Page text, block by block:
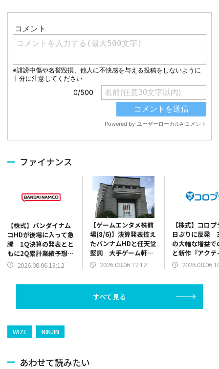
ファイナンス
【株式】バンダイナム
コHDが後場に入って急
騰 1Q決算の発表とと
もに2Q累計業績予想の
上方修正を発表で
2026.08.06 13:12
【ゲームエンタメ株前
場(8/6)】決算発表控え
たバンナムHDと任天堂
堅調 大手ゲーム軒並
み高 前日決算発表の
2026.08.06 12:12
【株式】コロ
日ぶりに反発
の大幅な増益で
と新作『アクテ
ネマRPG 369
2026.08.06
すべて見る
WIZE NINJIN
あわせて読みたい